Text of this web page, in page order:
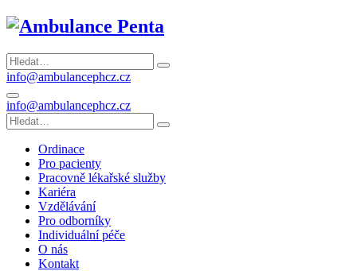
info@ambulancephcz.cz
info@ambulancephcz.cz
Ordinace
Pro pacienty
Pracovně lékařské služby
Kariéra
Vzdělávání
Pro odborníky
Individuální péče
O nás
Kontakt